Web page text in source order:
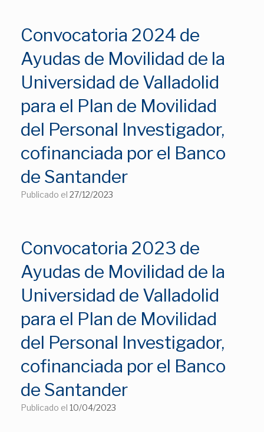
Convocatoria 2024 de
Ayudas de Movilidad de la
Universidad de Valladolid
para el Plan de Movilidad
del Personal Investigador,
cofinanciada por el Banco
de Santander
Publicado el 27/12/2023
Convocatoria 2023 de
Ayudas de Movilidad de la
Universidad de Valladolid
para el Plan de Movilidad
del Personal Investigador,
cofinanciada por el Banco
de Santander
Publicado el 10/04/2023